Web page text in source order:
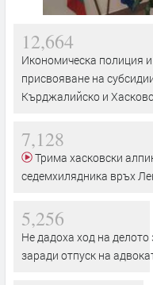
12,664
Икономическа полиция
присвояване на
Кърджалийско и
7,128
седемхилядника връх
5,256
Не дадоха ход на
заради отпуск на